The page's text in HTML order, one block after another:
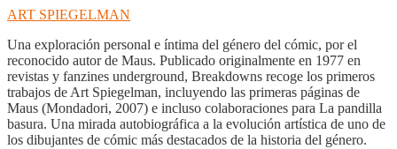
ART SPIEGELMAN
Una exploración personal e íntima del género del cómic, por el
reconocido autor de Maus. Publicado originalmente en 1977 en
revistas y fanzines underground, Breakdowns recoge los primeros
trabajos de Art Spiegelman, incluyendo las primeras páginas de
Maus (Mondadori, 2007) e incluso colaboraciones para La pandilla
basura. Una mirada autobiográfica a la evolución artística de uno de
los dibujantes de cómic más destacados de la historia del género.